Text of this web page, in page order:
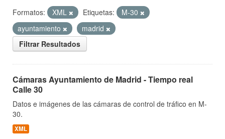
Formatos: XML Etiquetas:
M-30
ayuntamiento
madrid
Filtrar Resultados
Cámaras Ayuntamiento de Madrid - Tiempo real
Calle 30
Datos e imágenes de las cámaras de control de tráfico en M-
30.
XML